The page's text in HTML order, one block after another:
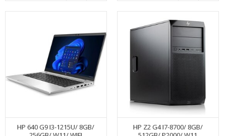
HP 640 G9 I3-1215U/ 8GB/
HP Z2 G4 I7-8700/ 8GB/